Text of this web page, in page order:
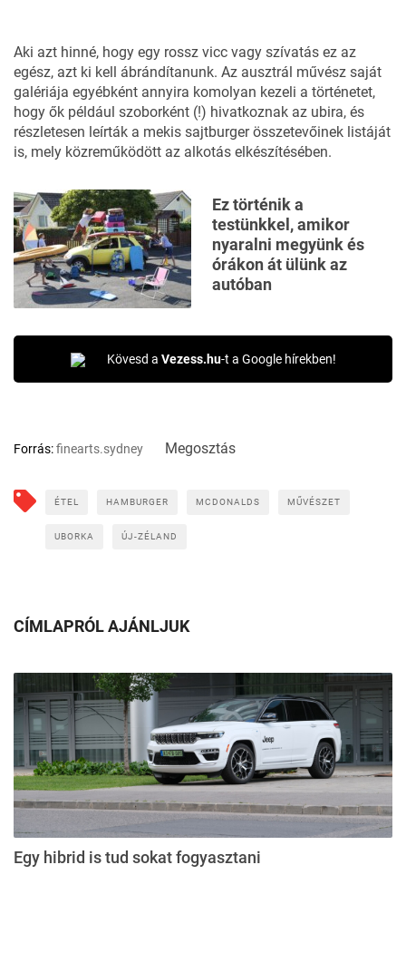
Aki azt hinné, hogy egy rossz vicc vagy szívatás ez az
egész, azt ki kell ábrándítanunk. Az ausztrál művész saját
galériája egyébként annyira komolyan kezeli a történetet,
hogy ők például szoborként (!) hivatkoznak az ubira, és
részletesen leírták a mekis sajtburger összetevőinek listáját
is, mely közreműködött az alkotás elkészítésében.
Ez történik a
testünkkel, amikor
nyaralni megyünk és
órákon át ülünk az
autóban
Kövesd a Vezess.hu-t a Google hírekben!
Forrás:finearts.sydney Megosztás
ÉTEL HAMBURGER MCDONALDS MŰVÉSZET
UBORKA ÚJ-ZÉLAND
CÍMLAPRÓL AJÁNLJUK
Egy hibrid is tud sokat fogyasztani